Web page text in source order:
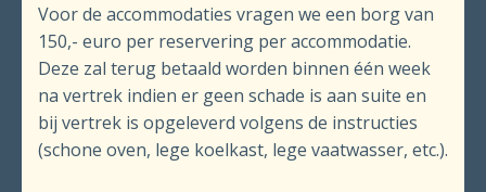
Voor de accommodaties vragen we een borg van
150,- euro per reservering per accommodatie.
Deze zal terug betaald worden binnen één week
na vertrek indien er geen schade is aan suite en
bij vertrek is opgeleverd volgens de instructies
(schone oven, lege koelkast, lege vaatwasser, etc.).